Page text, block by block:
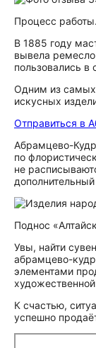
Процесс
В 1885 году
вывела
пользовались
Одним из самых
искусных
Отправиться в
Абрамцево-
по
не
Поднос
Увы, найти
абрамцево-
элементами
К счастью,
успешно